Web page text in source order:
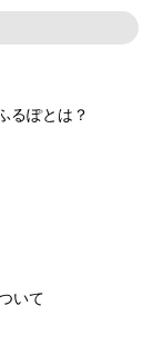
るぽとは？
いて